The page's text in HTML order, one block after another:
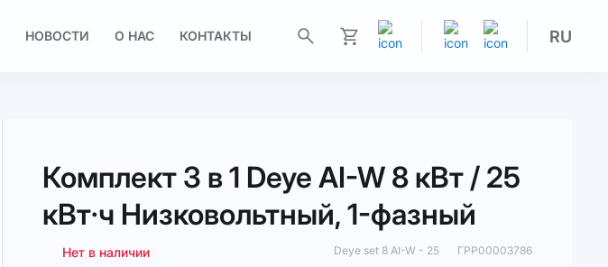
НОВОСТИ О НАС
КОНТАКТЫ
RU
Комплект 3 в 1 Deye AI-W 8 кВт / 25
кВт·ч Низковольтный, 1-фазный
Нет в наличии Deye set 8 AI-W - 25 ГРР00003786